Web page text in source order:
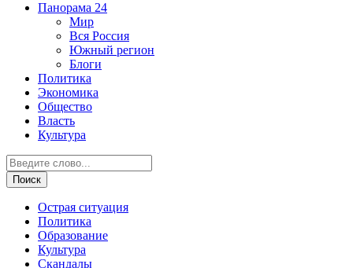
Панорама 24
Мир
Вся Россия
Южный регион
Блоги
Политика
Экономика
Общество
Власть
Культура
Острая ситуация
Политика
Образование
Культура
Скандалы